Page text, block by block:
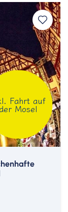
Fahrt auf
der Mosel